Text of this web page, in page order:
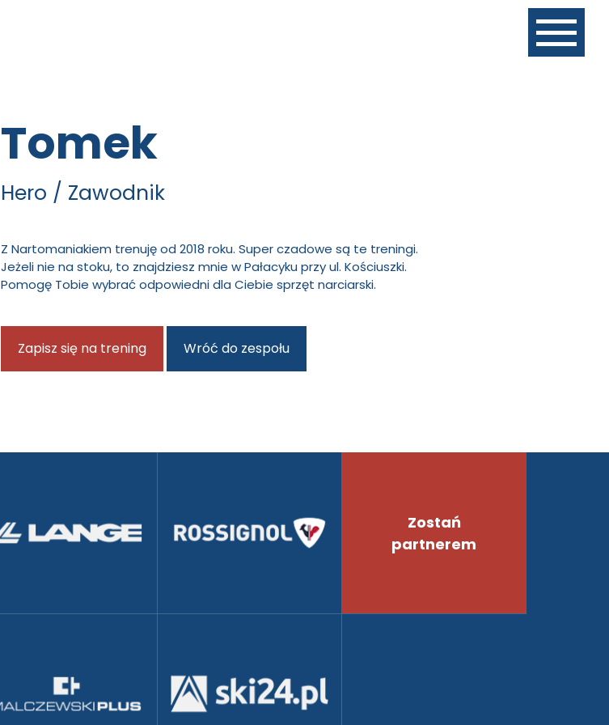
Tomek
Hero Zawodnik
Z Nartomaniakiem trenuję od 2018 roku. Super czadowe są te treningi.
Jeżeli nie na stoku, to znajdziesz mnie w Pałacyku przy ul. Kościuszki.
Pomogę Tobie wybrać odpowiedni dla Ciebie sprzęt narciarski.
Zapisz się na trening Wróć do zespołu
Zostań
partnerem